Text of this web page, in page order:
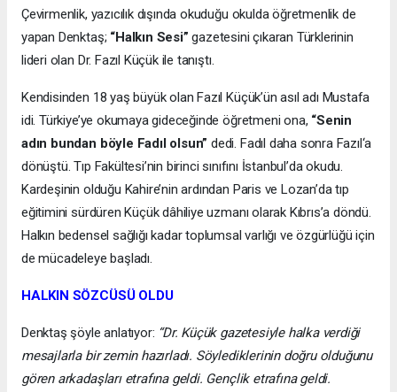
Çevirmenlik, yazıcılık dışında okuduğu okulda öğretmenlik de
yapan Denktaş; “Halkın Sesi”gazetesini çıkaran Türklerinin
lideri olan Dr. Fazıl Küçük ile tanıştı.
Kendisinden 18 yaş büyük olan Fazıl Küçük’ün asıl adı Mustafa
idi. Türkiye’ye okumaya gideceğinde öğretmeni ona, “Senin
adın bundan böyle Fadıl olsun” dedi. Fadıl daha sonra Fazıl‘a
dönüştü. Tıp Fakültesi’nin birinci sınıfını İstanbul’da okudu.
Kardeşinin olduğu Kahire’nin ardından Paris ve Lozan’da tıp
eğitimini sürdüren Küçük dâhiliye uzmanı olarak Kıbrıs’a döndü.
Halkın bedensel sağlığı kadar toplumsal varlığı ve özgürlüğü için
de mücadeleye başladı.
HALKIN SÖZCÜSÜ OLDU
Denktaş şöyle anlatıyor: “Dr. Küçük gazetesiyle halka verdiği
mesajlarla bir zemin hazırladı. Söylediklerinin doğru olduğunu
gören arkadaşları etrafına geldi. Gençlik etrafına geldi.